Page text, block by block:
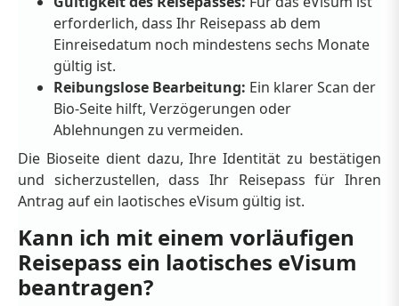
erforderlich, dass Ihr Reisepass ab dem
Einreisedatum noch mindestens sechs Monate
gültig ist.
Reibungslose Bearbeitung: Ein klarer Scan der
Bio-Seite hilft, Verzögerungen oder
Ablehnungen zu vermeiden.
Die Bioseite dient dazu, Ihre Identität zu bestätigen
und sicherzustellen, dass Ihr Reisepass für Ihren
Antrag auf ein laotisches eVisum gültig ist.
Kann ich mit einem vorläufigen
Reisepass ein laotisches eVisum
beantragen?